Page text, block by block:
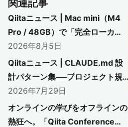
関連記事
Qiitaニュース | Mac mini（M4
Pro / 48GB）で「完全ローカ
ル」のLLM + RAG環境を構築し
てみた
2026年8月5日
Qiitaニュース | CLAUDE.md 設
計パターン集──プロジェクト規
模別に使い分ける7つのテンプレ
ート
2026年7月29日
オンラインの学びをオフラインの
熱狂へ。「Qiita Conference